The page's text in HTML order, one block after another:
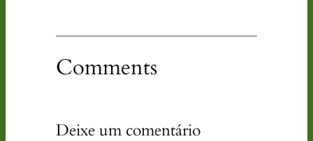
Comments
Deixe um comentário